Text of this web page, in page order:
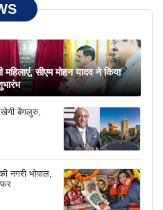
सीएम मोहन यादव ने किया
बेंगलुरु,
नगरी भोपाल,